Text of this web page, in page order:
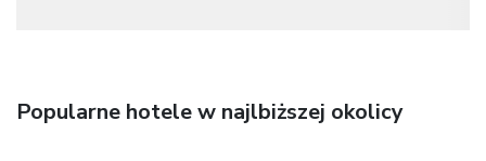
Popularne hotele w najlbiższej okolicy